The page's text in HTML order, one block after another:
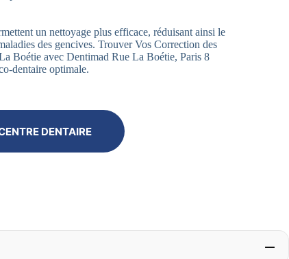
un nettoyage plus efficace, réduisant ainsi le
des gencives. Trouver Vos Correction des
Boétie avec Dentimad Rue La Boétie, Paris 8
dentaire optimale.
DENTAIRE